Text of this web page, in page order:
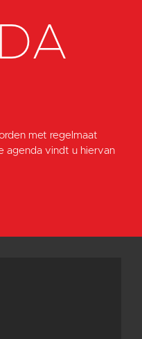
met regelmaat
agenda vindt u hiervan